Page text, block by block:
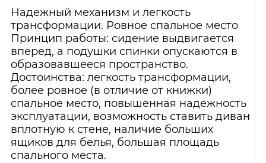
Надежный механизм и легкость
трансформации. Ровное спальное место
Принцип работы: сидение выдвигается
вперед, а подушки спинки опускаются в
образовавшееся пространство.
Достоинства: легкость трансформации,
более ровное (в отличие от книжки)
спальное место, повышенная надежность
эксплуатации, возможность ставить диван
вплотную к стене, наличие больших
ящиков для белья, большая площадь
спального места.